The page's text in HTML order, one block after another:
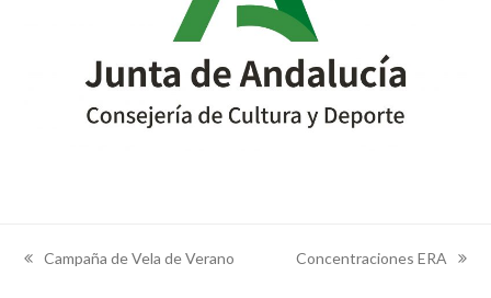
previous
Campaña de Vela de Verano
next
Concentraciones ERA